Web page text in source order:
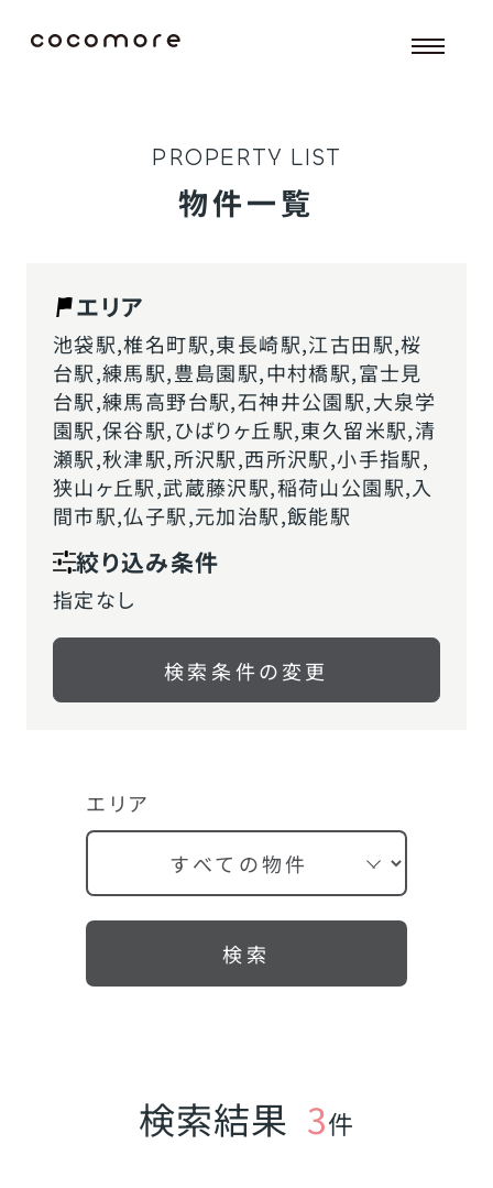
PROPERTY LIST
物件一覧
エリア
池袋駅,椎名町駅,東長崎駅,江古田駅,桜
台駅,練馬駅,豊島園駅,中村橋駅,富士見
台駅,練馬高野台駅,石神井公園駅,大泉学
園駅,保谷駅,ひばりヶ丘駅,東久留米駅,清
瀬駅,秋津駅,所沢駅,西所沢駅,小手指駅,
狭山ヶ丘駅,武蔵藤沢駅,稲荷山公園駅,入
間市駅,仏子駅,元加治駅,飯能駅
絞り込み条件
指定なし
検索条件の変更
エリア
検索
検索結果 3件